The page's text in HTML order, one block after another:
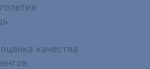
качества